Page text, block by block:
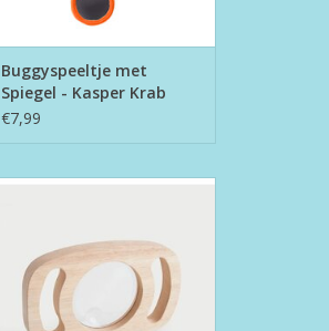
Buggyspeeltje met
Spiegel - Kasper Krab
€7,99